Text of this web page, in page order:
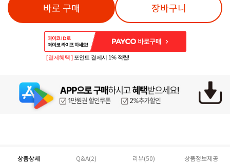
바로 구매 장바구니
[ 결제혜택 ] 포인트 결제시 1% 적립!
상품상세 Q&A(2) 리뷰(50) 상품정보제공